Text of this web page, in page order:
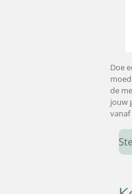
Doe
de
jouw
vanaf